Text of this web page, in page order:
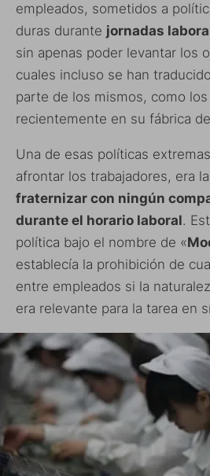
empleados, sometidos a
duras durante jornadas
sin apenas poder levantar los
cuales incluso se han
parte de los mismos, como
recientemente en su fábrica
Una de esas políticas
afrontar los trabajadores, era la
fraternizar con ningún
durante el horario laboral.
política bajo el nombre de «
establecía la prohibición de
entre empleados si la
era relevante para la tarea en